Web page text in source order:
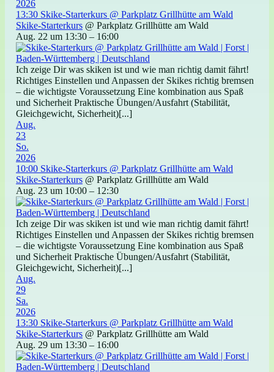
2026
13:30 Skike-Starterkurs @ Parkplatz Grillhütte am Wald
Skike-Starterkurs @ Parkplatz Grillhütte am Wald
Aug. 22 um 13:30 – 16:00
Ich zeige Dir was skiken ist und wie man richtig damit fährt!
Richtiges Einstellen und Anpassen der Skikes richtig bremsen
– die wichtigste Voraussetzung Eine kombination aus Spaß
und Sicherheit Praktische Übungen/Ausfahrt (Stabilität,
Gleichgewicht, Sicherheit)[...]
Aug.
23
So.
2026
10:00 Skike-Starterkurs @ Parkplatz Grillhütte am Wald
Skike-Starterkurs @ Parkplatz Grillhütte am Wald
Aug. 23 um 10:00 – 12:30
Ich zeige Dir was skiken ist und wie man richtig damit fährt!
Richtiges Einstellen und Anpassen der Skikes richtig bremsen
– die wichtigste Voraussetzung Eine kombination aus Spaß
und Sicherheit Praktische Übungen/Ausfahrt (Stabilität,
Gleichgewicht, Sicherheit)[...]
Aug.
29
Sa.
2026
13:30 Skike-Starterkurs @ Parkplatz Grillhütte am Wald
Skike-Starterkurs @ Parkplatz Grillhütte am Wald
Aug. 29 um 13:30 – 16:00